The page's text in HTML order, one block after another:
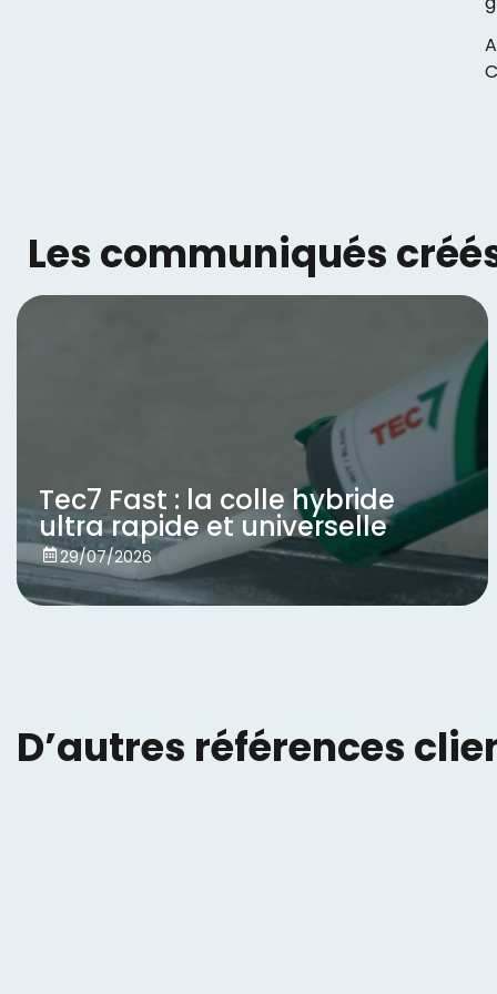
Les communiqués
Tec7 Fast : la colle hybride
ultra rapide et universelle
29/07/2026
Voir
D’autres références